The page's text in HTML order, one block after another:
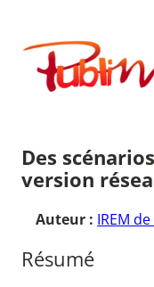
contenu
Publimath
Des
version
Auteur : IREM
Résumé